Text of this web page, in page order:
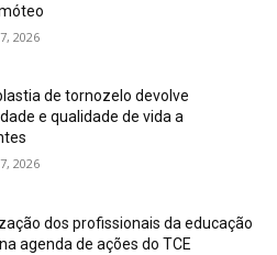
2026
de tornozelo devolve
e qualidade de vida a
2026
dos profissionais da educação
agenda de ações do TCE